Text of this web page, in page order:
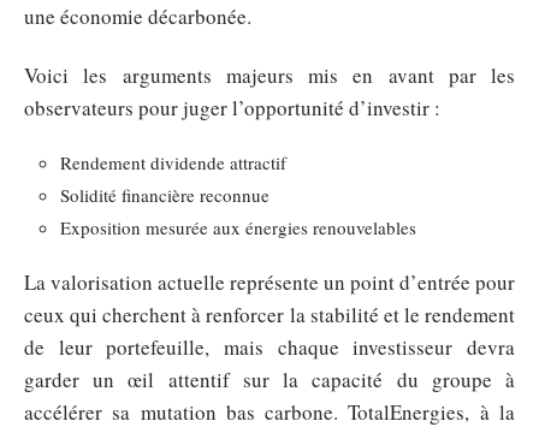
une économie décarbonée.
Voici les arguments majeurs mis en avant par les
observateurs pour juger l’opportunité d’investir :
Rendement dividende attractif
Solidité financière reconnue
Exposition mesurée aux énergies renouvelables
La valorisation actuelle représente un point d’entrée pour
ceux qui cherchent à renforcer la stabilité et le rendement
de leur portefeuille, mais chaque investisseur devra
garder un œil attentif sur la capacité du groupe à
accélérer sa mutation bas carbone. TotalEnergies, à la